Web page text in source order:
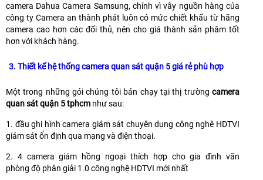
camera Dahua Camera Samsung, chính vì vây nguồn hàng của
công ty Camera an thành phát luôn có mức chiết khấu từ hãng
camera cao hơn các đối thủ, nên cho giá thành sản phâm tốt
hơn với khách hàng.
3. Thiết kế hệ thống camera quan sát quận 5 giá rẻ phù hợp
Một trong những gói chúng tôi bán chạy tại thị trường camera
quan sát quận 5 tphcm như sau:
1. đầu ghi hình camera giám sát chuyên dụng công nghê HDTVI
giám sát ổn định qua mạng và điện thoại.
2. 4 camera giám hồng ngoại thích hợp cho gia đình văn
phòng độ phân giải 1.0 công nghệ HDTVI mới nhất